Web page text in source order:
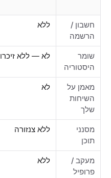
חשבון /
הרשמה
ללא
שומר
היסטוריה
לא — ללא זיכרון
מאמן על
השיחות
שלך
לא
מסנני
תוכן
ללא צנזורה
מעקב /
פרופיל
ללא